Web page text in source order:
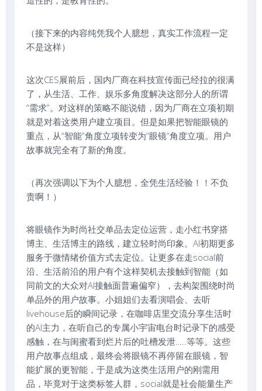
（接下来的内容纯凭我个人臆想，真实工作流程一定
不是这样）
这次CES展前后，国内厂商在科技宣传面已经拉的很满
了，从生活、工作、娱乐多角度解决这部分人的所谓
“需求”。对这样的策略不能说错，因为厂商在立项初期
就是对着这类用户建立项目。但是如果把智能眼镜的
重点，从“智能”角度立项转变为“眼镜”角度立项。用户
故事就完全有了新的角度。
（再次强调以下为个人臆想，全凭生活经验！！不负
责啊！）
将眼镜作为时尚社交单品去定位运营，走小红书穿搭
博主、生活博主的路线，建立轻时尚印象。AI初期更多
服务于微情绪价值方式去定位。让更多在走social前
沿、生活前沿的用户有个这样契机去接触到智能（如
同前文的大众对AI接触面普遍偏窄），去构架围绕时尚
单品外的用户故事。小姐姐们去看演唱会、去听
livehouse后的瞬间记录，在咖啡店里交流分享生活时
的AI主力，在听自己的专属小宇宙电台时记录下的感受
感触，在与闺蜜看到烂片后的吐槽发泄…..等等。这些
用户故事点组成，最终会将眼镜不再停留在眼镜，智
能扩展的更智能，于是成为这类生活用户的刚需用
品，毕竟对于这类标签人群，social就是社会能量生产